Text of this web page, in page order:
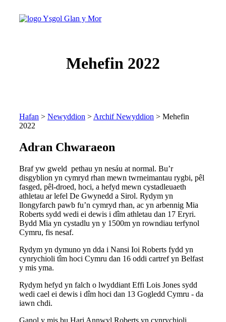
Mehefin 2022
Hafan > Newyddion > Archif Newyddion > Mehefin
2022
Adran Chwaraeon
Braf yw gweld pethau yn nesáu at normal. Bu’r
disgyblion yn cymryd rhan mewn twrneimantau rygbi, pêl
fasged, pêl-droed, hoci, a hefyd mewn cystadleuaeth
athletau ar lefel De Gwynedd a Sirol. Rydym yn
llongyfarch pawb fu’n cymryd rhan, ac yn arbennig Mia
Roberts sydd wedi ei dewis i dîm athletau dan 17 Eryri.
Bydd Mia yn cystadlu yn y 1500m yn rowndiau terfynol
Cymru, fis nesaf.
Rydym yn dymuno yn dda i Nansi Ioi Roberts fydd yn
cynrychioli tîm hoci Cymru dan 16 oddi cartref yn Belfast
y mis yma.
Rydym hefyd yn falch o lwyddiant Effi Lois Jones sydd
wedi cael ei dewis i dîm hoci dan 13 Gogledd Cymru - da
iawn chdi.
Ganol y mis bu Hari Annwyl Roberts yn cynrychioli